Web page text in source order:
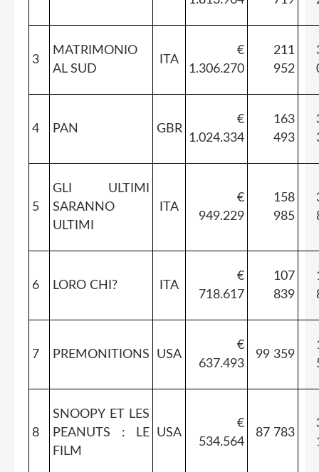
3
MATRIMONIO
AL SUD
ITA
€
1.306.270
211
952
4 PAN GBR
€
1.024.334
163
493
5
GLI ULTIMI
SARANNO
ULTIMI
ITA
€
949.229
158
985
6 LORO CHI? ITA
€
718.617
107
839
7 PREMONITIONS USA
€
637.493
99 359
8
SNOOPY ET LES
PEANUTS : LE
FILM
USA
€
534.564
87 783